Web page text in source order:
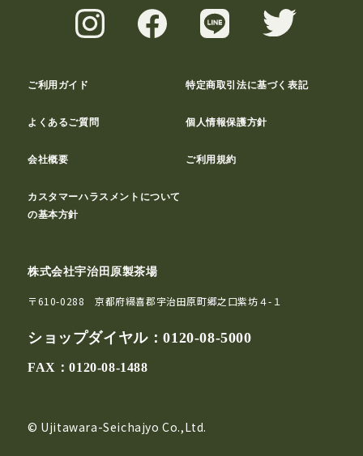
ご利用ガイド 特定商取引法に基づく表記
よくあるご質問 個人情報保護方針
会社概要 ご利用規約
カスタマーハラスメントについて
の基本方針
株式会社宇治田原製茶場
〒610-0288 京都府綴喜郡宇治田原町郷之口紫坊４-１
ショップダイヤル：0120-08-5000
FAX：0120-08-1488
© Ujitawara-Seichajyo Co.,Ltd.